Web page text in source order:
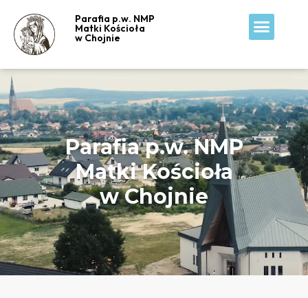
Parafia p.w. NMP
Matki Kościoła
w Chojnie
Parafia p.w. NMP
Matki Kościoła
w Chojnie